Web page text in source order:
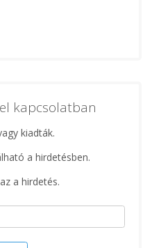
kapcsolatban
kiadták.
a hirdetésben.
a hirdetés.